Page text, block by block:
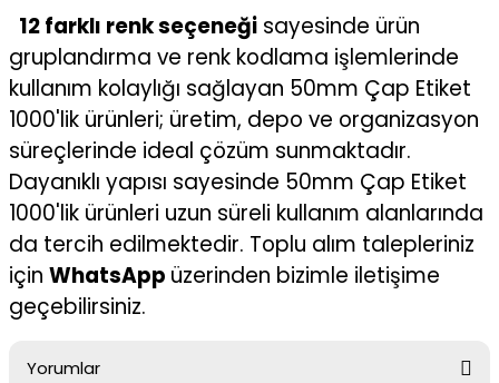
12 farklı renk seçeneği sayesinde ürün
gruplandırma ve renk kodlama işlemlerinde
kullanım kolaylığı sağlayan 50mm Çap Etiket
1000'lik ürünleri; üretim, depo ve organizasyon
süreçlerinde ideal çözüm sunmaktadır.
Dayanıklı yapısı sayesinde 50mm Çap Etiket
1000'lik ürünleri uzun süreli kullanım alanlarında
da tercih edilmektedir. Toplu alım talepleriniz
için WhatsApp üzerinden bizimle iletişime
geçebilirsiniz.
Yorumlar